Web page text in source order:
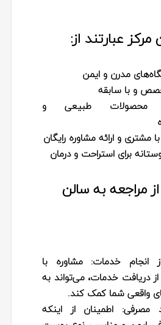
عبارتند از:
مدرن و ایمن
و با سابقه
محصولات طبیعی و
مشتری و ارائه مشاوره رایگان
برای استراحت و درمان
مراجعه به سالن
انجام خدمات:مشاوره با
دریافت خدمات، می‌تواند به
واقعی شما کمک کند.
مصرفی: اطمینان از اینکه